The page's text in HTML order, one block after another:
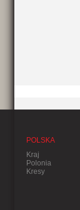
POLSKA
Kraj
Polonia
Kresy